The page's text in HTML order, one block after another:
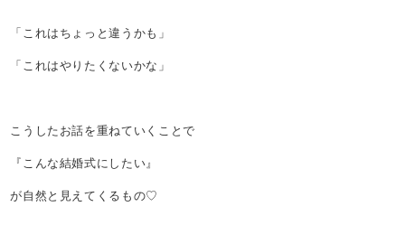
「これはちょっと違うかも」
「これはやりたくないかな」
こうしたお話を重ねていくことで
『こんな結婚式にしたい』
が自然と見えてくるもの♡